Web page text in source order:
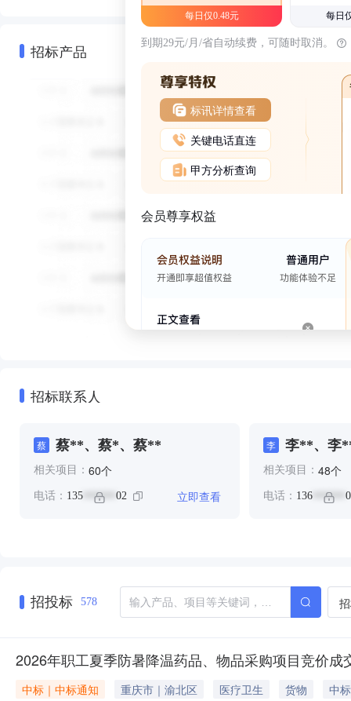
招标产品
每日仅0.48元 每日
到期29元/月/省自动续费，可随时取消。
标讯详情查看
关键电话直连
甲方分析查询
会员尊享权益
招标联系人
蔡 蔡**、蔡*、蔡**
相关项目： 60个
电话： 135 ****** 02 立即查看
李 李**、李
相关项目： 48个
电话： 136******
招投标 578
2026年职工夏季防暑降温药品、物品采购项目竞价成
中标｜中标通知 重庆市｜渝北区 医疗卫生 货物
中